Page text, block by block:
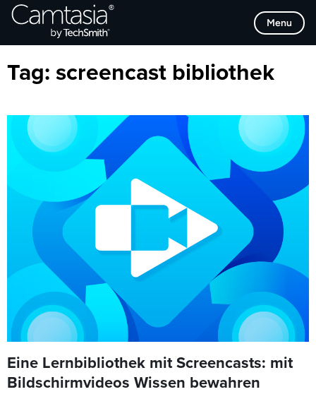
Direkt
zum
Menu
Browse Categories
Tag: screencast bibliothek
Eine Lernbibliothek mit Screencasts: mit
Bildschirmvideos Wissen bewahren